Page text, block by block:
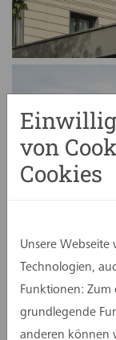
von
Cookies
Unsere
Technologien,
Funktionen: Zum
grundlegende
anderen können